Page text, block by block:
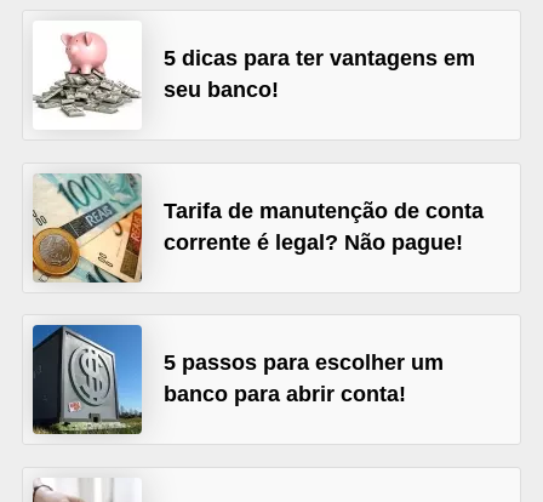
5 dicas para ter vantagens em
seu banco!
Tarifa de manutenção de conta
corrente é legal? Não pague!
5 passos para escolher um
banco para abrir conta!
c
i
r
s
C
â
m
o
C